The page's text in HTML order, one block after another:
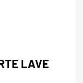
LAVE